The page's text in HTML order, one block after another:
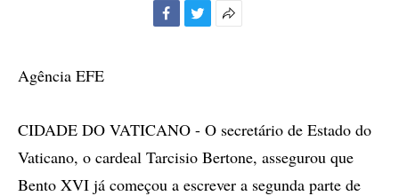
Agência EFE
CIDADE DO VATICANO - O secretário de Estado do
Vaticano, o cardeal Tarcisio Bertone, assegurou que
Bento XVI já começou a escrever a segunda parte de